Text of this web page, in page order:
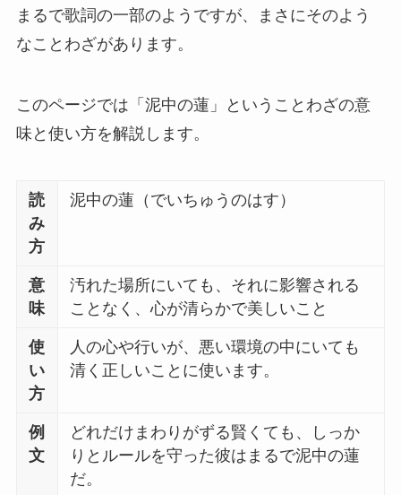
まるで歌詞の一部のようですが、まさにそのよう
なことわざがあります。
このページでは「泥中の蓮」ということわざの意
味と使い方を解説します。
読
み
方
泥中の蓮（でいちゅうのはす）
意
味
汚れた場所にいても、それに影響される
ことなく、心が清らかで美しいこと
使
い
方
人の心や行いが、悪い環境の中にいても
清く正しいことに使います。
例
文
どれだけまわりがずる賢くても、しっか
りとルールを守った彼はまるで泥中の蓮
だ。